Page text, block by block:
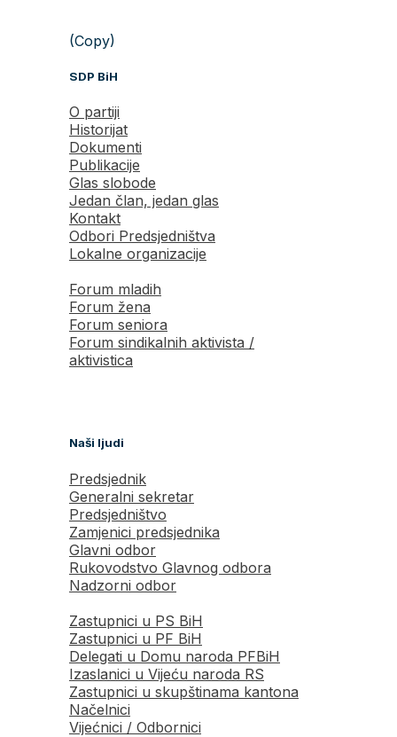
(Copy)
SDP BiH
O partiji
Historijat
Dokumenti
Publikacije
Glas slobode
Jedan član, jedan glas
Kontakt
Odbori Predsjedništva
Lokalne organizacije
Forum mladih
Forum žena
Forum seniora
Forum sindikalnih aktivista /
aktivistica
Naši ljudi
Predsjednik
Generalni sekretar
Predsjedništvo
Zamjenici predsjednika
Glavni odbor
Rukovodstvo Glavnog odbora
Nadzorni odbor
Zastupnici u PS BiH
Zastupnici u PF BiH
Delegati u Domu naroda PFBiH
Izaslanici u Vijeću naroda RS
Zastupnici u skupštinama kantona
Načelnici
Vijećnici / Odbornici